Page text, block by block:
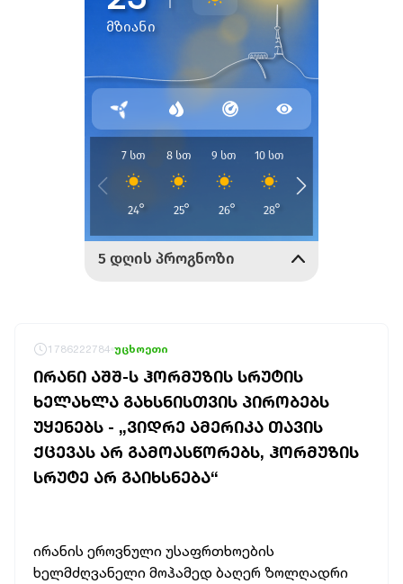
1786222784 უცხოეთი
ᲘᲠᲐᲜᲘ ᲐᲨᲨ-Ს ᲰᲝᲠᲛᲣᲖᲘᲡ ᲡᲠᲣᲢᲘᲡ
ᲮᲔᲚᲐᲮᲚᲐ ᲒᲐᲮᲡᲜᲘᲡᲗᲕᲘᲡ ᲞᲘᲠᲝᲑᲔᲑᲡ
ᲣᲧᲔᲜᲔᲑᲡ - „ᲕᲘᲓᲠᲔ ᲐᲛᲔᲠᲘᲙᲐ ᲗᲐᲕᲘᲡ
ᲥᲪᲔᲕᲐᲡ ᲐᲠ ᲒᲐᲛᲝᲐᲡᲬᲝᲠᲔᲑᲡ, ᲰᲝᲠᲛᲣᲖᲘᲡ
ᲡᲠᲣᲢᲔ ᲐᲠ ᲒᲐᲘᲮᲡᲜᲔᲑᲐ“
ირანის ეროვნული უსაფრთხოების
ხელმძღვანელი მოჰამედ ბაღერ ზოლღადრი